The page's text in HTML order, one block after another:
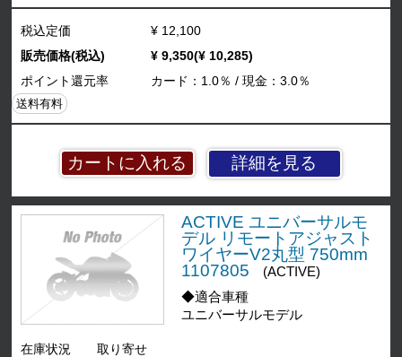
詳細を見る
税込定価
¥ 12,100
販売価格(税込)
¥ 9,350(¥ 10,285)
ポイント還元率
カード：1.0％ / 現金：3.0％
送料有料
ACTIVE ユニバーサルモ
デル リモートアジャスト
ワイヤーV2丸型 750mm
1107805
(ACTIVE)
◆適合車種
ユニバーサルモデル
在庫状況 取り寄せ